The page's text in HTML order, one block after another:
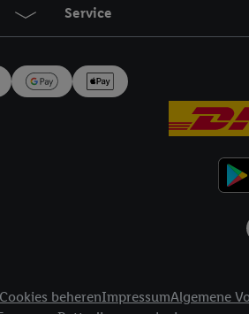
Service
Cookies beherenImpressumAlgemene
mailadres en met eventuele andere
verwerkingsdoeleinden je instemt. Verder
Door te klikken op "Weigeren", kies je voor
Door op "Akkoord" te klikken, stem je in
inclusief over de opslagperiode van de
.Je